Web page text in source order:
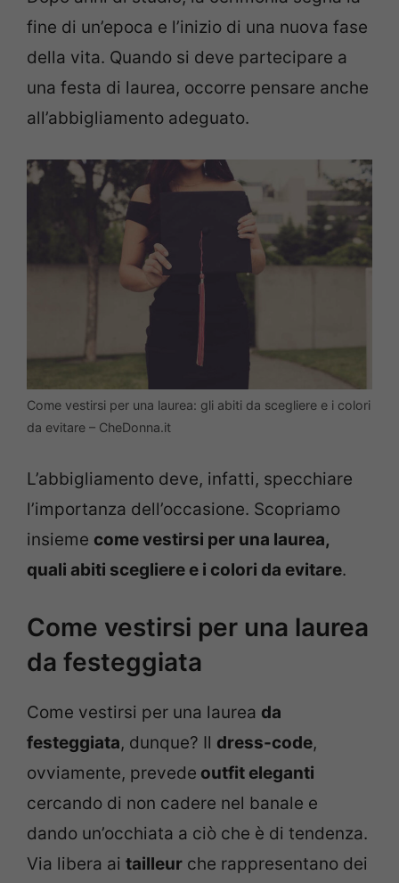
fine di un’epoca e l’inizio di una nuova fase
della vita. Quando si deve partecipare a
una festa di laurea, occorre pensare anche
all’abbigliamento adeguato.
Come vestirsi per una laurea: gli abiti da scegliere e i colori
da evitare – CheDonna.it
L’abbigliamento deve, infatti, specchiare
l’importanza dell’occasione. Scopriamo
insieme come vestirsi per una laurea,
quali abiti scegliere e i colori da evitare.
Come vestirsi per una laurea
da festeggiata
Come vestirsi per una laurea da
festeggiata, dunque? Il dress-code,
ovviamente, prevede outfit eleganti
cercando di non cadere nel banale e
dando un’occhiata a ciò che è di tendenza.
Via libera ai tailleur che rappresentano dei